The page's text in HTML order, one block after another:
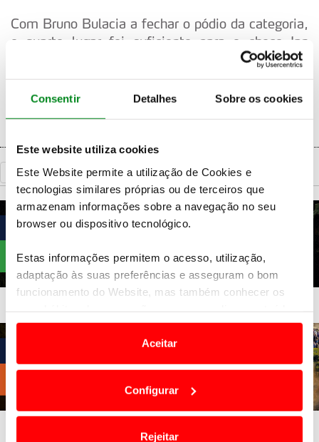
Consentir Detalhes Sobre os cookies
Este website utiliza cookies
Este Website permite a utilização de Cookies e
tecnologias similares próprias ou de terceiros que
armazenam informações sobre a navegação no seu
browser ou dispositivo tecnológico.
Estas informações permitem o acesso, utilização,
adaptação às suas preferências e asseguram o bom
funcionamento do Website, mas também conhecer os
e anúncios de modo a promover produtos e/ou serviços.
Em alguns casos, a utilização destas tecnologias
termos e a todo o tempo as suas preferências e limitando
o acesso a informações durante a navegação no
Aceitar
Configurar
Rejeitar
Com Bruno Bulacia a fechar o pódio da categoria,
o quarto lugar foi suficiente para o checo Jan
Cerný subir ao segundo lugar da classificação do
Mundial dos Rally3, seis pontos atrás de Romet
Jürgenson, que não competiu em Portugal.
Voltar